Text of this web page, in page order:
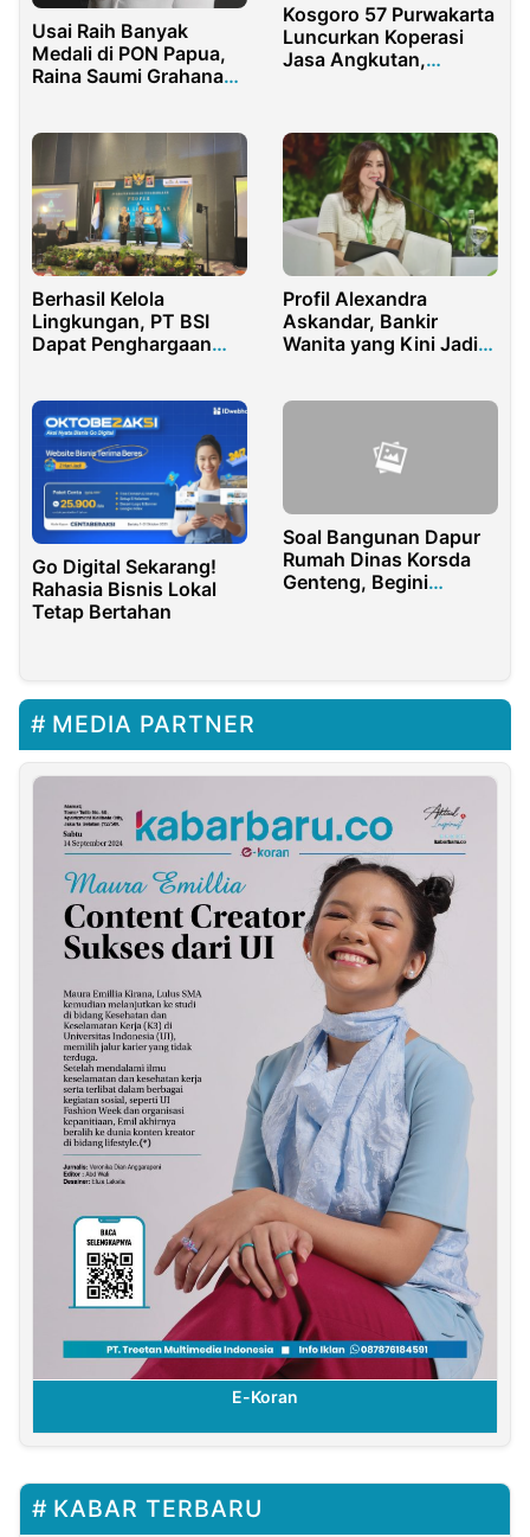
Usai Raih Banyak
Medali di PON Papua,
Raina Saumi Grahana
Kosgoro 57 Purwakarta
Luncurkan Koperasi
Jasa Angkutan,
Berhasil Kelola
Lingkungan, PT BSI
Dapat Penghargaan
Profil Alexandra
Askandar, Bankir
Wanita yang Kini Jadi
Go Digital Sekarang!
Rahasia Bisnis Lokal
Tetap Bertahan
Soal Bangunan Dapur
Rumah Dinas Korsda
Genteng, Begini
MEDIA PARTNER
E-Koran
KABAR TERBARU